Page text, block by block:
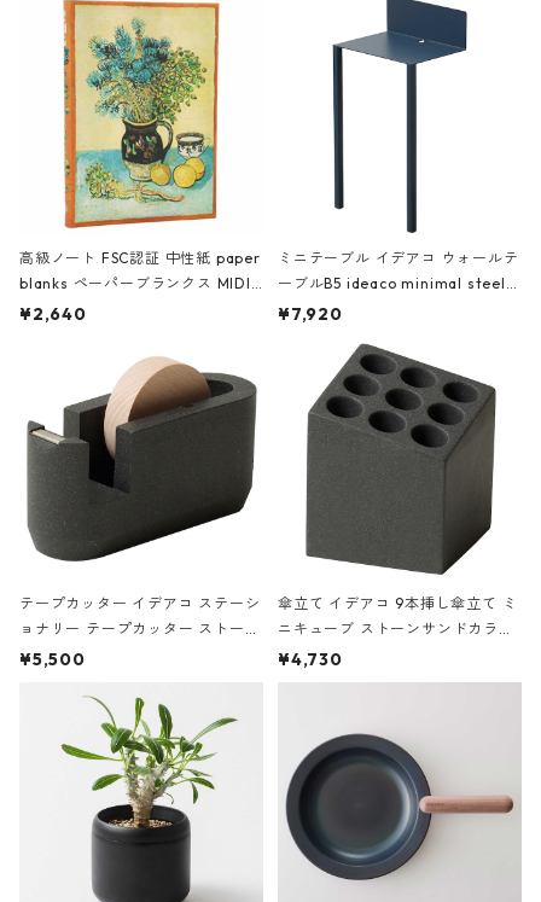
高級ノート FSC認証 中性紙 paper
blanks ペーパーブランクス MIDI
ハードカバー 罫線 ヴァン・ゴッホ
¥2,640
ミニテーブル イデアコ ウォールテ
ーブルB5 ideaco minimal steel f
urniture WALL Table B5 ネイビー
¥7,920
テープカッター イデアコ ステーシ
ョナリー テープカッター ストーン
サンドカラー 石調 ideaco Station
¥5,500
傘立て イデアコ 9本挿し傘立て ミ
ニキューブ ストーンサンドカラー
石調 ideaco Umbrella Stand CUB
E ストーンサンドブラック
¥4,730